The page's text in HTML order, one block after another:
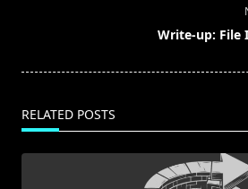
Write-up: File
RELATED POSTS